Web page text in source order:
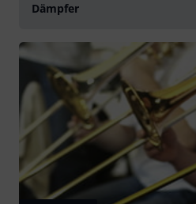
Dämpfer